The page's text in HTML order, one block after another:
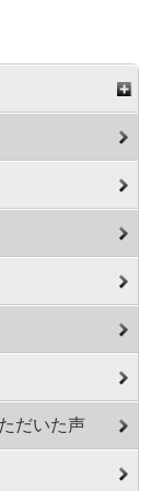
だいた声